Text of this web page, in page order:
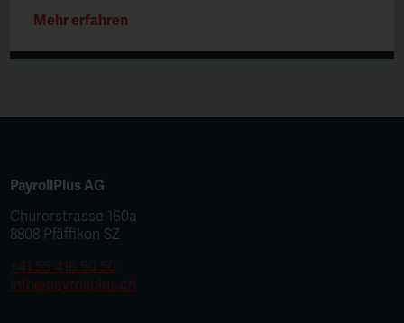
Mehr erfahren
PayrollPlus AG
Churerstrasse 160a
8808 Pfäffikon SZ
+41 55 416 50 50
info@payrollplus.ch